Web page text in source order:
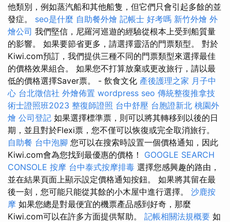
他類別，例如蒸汽船和其他船隻，但它們只會引起多餘的並
發症。 seo是什麼 自助餐外燴 記帳士 好考嗎 新竹外燴 外
燴公司 我們堅信，尼羅河巡遊的經驗從根本上受到船質量
的影響。 如果要節省更多，請選擇靈活的門票類型。 對於
Kiwi.com預訂，我們提供三種不同的門票類型來選擇最佳
的價格效果組合。 如果您不打算放棄或更改旅行，請以最
低的價格選擇Saver票。 - 飲食文化 產後護理之家 月子中
心 台北徵信社 外燴佈置 wordpress seo 傳統整復推拿技
術士證照班2023 整復師證照 台中舒壓 台胞證新北 桃園外
燴 公司登記 如果選擇標準票，則可以將其轉移到以後的日
期，並且對於Flexi票，您不僅可以恢復或完全取消旅行。
自助餐 台中泡腳 您可以在搜索時設置一個價格通知，因此
Kiwi.com會為您找到最優惠的價格！ GOOGLE SEARCH
CONSOLE 按摩 台中泰式按摩排毒 選擇您感興趣的路由，
並在結果頁面上顯示設定價格通知按鈕。 如果將其留在最
後一刻，您可能只能從其餘的小木屋中進行選擇。 沙鹿按
摩 如果您總是對最便宜的機票產品感到好奇，那麼
Kiwi.com可以在許多方面提供幫助。 記帳相關法規概要 如